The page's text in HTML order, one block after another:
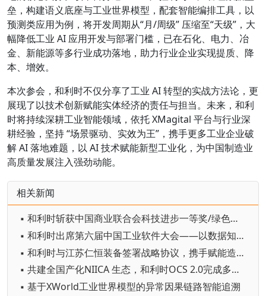
垒，构建语义底座与工业世界模型，配套智能编排工具，以
预测类应用为例，将开发周期从“月/周级” 压缩至“天级”，大
幅降低工业 AI 应用开发与部署门槛，已在石化、电力、冶
金、新能源等多行业成功落地，助力行业企业实现提质、降
本、增效。
本次参会，和利时不仅分享了工业 AI 转型的实战方法论，更
展现了以技术创新赋能实体经济的责任与担当。未来，和利
时将持续深耕工业智能领域，依托 XMagital 平台与行业深
耕经验，坚持 “场景驱动、实效为王”，携手更多工业企业破
解 AI 落地难题，以 AI 技术赋能新型工业化，为中国制造业
高质量发展注入强劲动能。
相关新闻
▪ 和利时斩获中国商业联合会科技进步一等奖/绿色电-氢 -氨一体化技术助力双碳转型
▪ 和利时出席第六届中国工业软件大会——以数据知识双轮驱动赋能工业AI革新
▪ 和利时与江苏仁恒装备签署战略协议，携手赋能造纸行业高质量发展
▪ 共建全国产化NIICA 生态，和利时OCS 2.0完成多厂商兼容认证
▪ 基于XWorld工业世界模型的异常因果链路智能追溯